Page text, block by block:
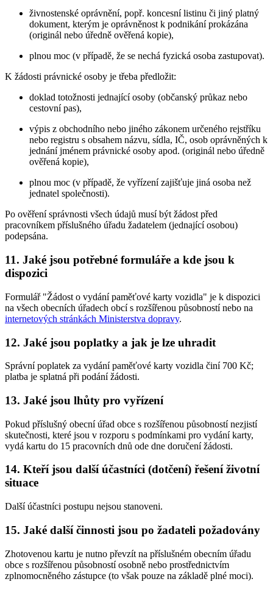
živnostenské oprávnění, popř. koncesní listinu či jiný platný
dokument, kterým je oprávněnost k podnikání prokázána
(originál nebo úředně ověřená kopie),
plnou moc (v případě, že se nechá fyzická osoba zastupovat).
K žádosti právnické osoby je třeba předložit:
doklad totožnosti jednající osoby (občanský průkaz nebo
cestovní pas),
výpis z obchodního nebo jiného zákonem určeného rejstříku
nebo registru s obsahem názvu, sídla, IČ, osob oprávněných k
jednání jménem právnické osoby apod. (originál nebo úředně
ověřená kopie),
plnou moc (v případě, že vyřízení zajišťuje jiná osoba než
jednatel společnosti).
Po ověření správnosti všech údajů musí být žádost před
pracovníkem příslušného úřadu žadatelem (jednající osobou)
podepsána.
11. Jaké jsou potřebné formuláře a kde jsou k
dispozici
Formulář "Žádost o vydání paměťové karty vozidla" je k dispozici
na všech obecních úřadech obcí s rozšířenou působností nebo na
internetových stránkách Ministerstva dopravy.
12. Jaké jsou poplatky a jak je lze uhradit
Správní poplatek za vydání paměťové karty vozidla činí 700 Kč;
platba je splatná při podání žádosti.
13. Jaké jsou lhůty pro vyřízení
Pokud příslušný obecní úřad obce s rozšířenou působností nezjistí
skutečnosti, které jsou v rozporu s podmínkami pro vydání karty,
vydá kartu do 15 pracovních dnů ode dne doručení žádosti.
14. Kteří jsou další účastníci (dotčení) řešení životní
situace
Další účastníci postupu nejsou stanoveni.
15. Jaké další činnosti jsou po žadateli požadovány
Zhotovenou kartu je nutno převzít na příslušném obecním úřadu
obce s rozšířenou působností osobně nebo prostřednictvím
zplnomocněného zástupce (to však pouze na základě plné moci).